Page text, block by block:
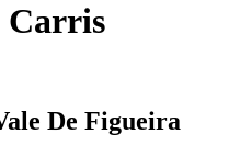
Carris
De Figueira